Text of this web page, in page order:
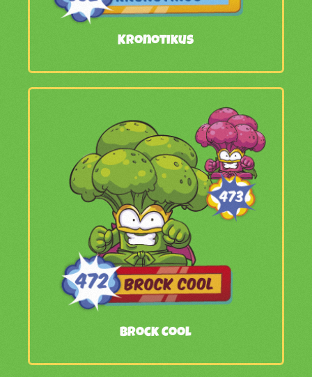
Kronotikus
Brock Cool